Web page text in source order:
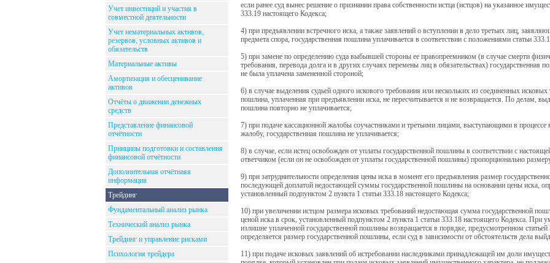
Учет инвестиций и участия в
совместной деятельности
Учет нематериальных активов,
резервов, условных активов и
обязательств
Материальные активы
Амортизация и обесценивание
активов
Отчёты о движении денежных
средств
Представление финансовой
отчётности
Принципы подготовки и составления
финансовой отчётности
Дополнительная отчётнаяя
информация
Трейдинг
Фундаментальный анализ рынка
Технический анализ рынка
Трейдинг и управление рисками
Психология трейдера
если ранее суд вынес решение о признании права собственности истца (истцов) на указанное
333.19 настоящего Кодекса;
4) при предъявлении встречного иска, а также заявлений о вступлении в дело третьих лиц,
предмета спора, государственная пошлина уплачивается в соответствии с положениями статьи
5) при замене по определению суда выбывшей стороны ее правопреемником (в случае смерти
требования, перевода долга и в других случаях перемены лиц в обязательствах) государственная
не была уплачена замененной стороной;
6) в случае выделения судьей одного искового требования или нескольких из соединенных
пошлина, уплаченная при предъявлении иска, не пересчитывается и не возвращается. По делам,
пошлина повторно не уплачивается;
7) при подаче кассационной жалобы соучастниками и третьими лицами, выступающими в
жалобу, государственная пошлина не уплачивается;
8) в случае, если истец освобожден от уплаты государственной пошлины в соответствии с
ответчиком (если он не освобожден от уплаты государственной пошлины) пропорционально
9) при затруднительности определения цены иска в момент его предъявления размер
последующей доплатой недостающей суммы государственной пошлины на основании цены иска,
установленный подпунктом 2 пункта 1 статьи 333.18 настоящего Кодекса;
10) при увеличении истцом размера исковых требований недостающая сумма государственной
ценой иска в срок, установленный подпунктом 2 пункта 1 статьи 333.18 настоящего Кодекса. При
излишне уплаченной государственной пошлины возвращается в порядке, предусмотренном
определяется размер государственной пошлины, если суд в зависимости от обстоятельств дела
11) при подаче исковых заявлений об истребовании наследниками принадлежащей им доли